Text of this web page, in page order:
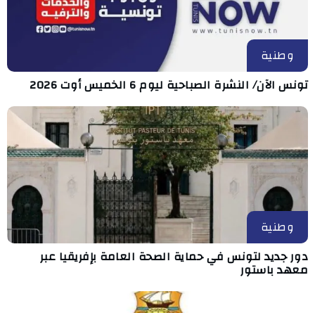
وطنية
تونس الآن/ النشرة الصباحية ليوم 6 الخميس أوت 2026
وطنية
دور جديد لتونس في حماية الصحة العامة بإفريقيا عبر
معهد باستور